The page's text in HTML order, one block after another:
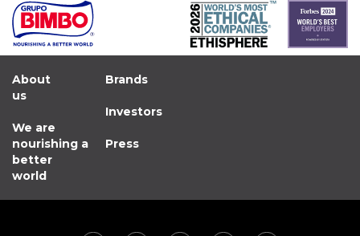
About
us
We are
nourishing a
better
world
Brands
Investors
Press